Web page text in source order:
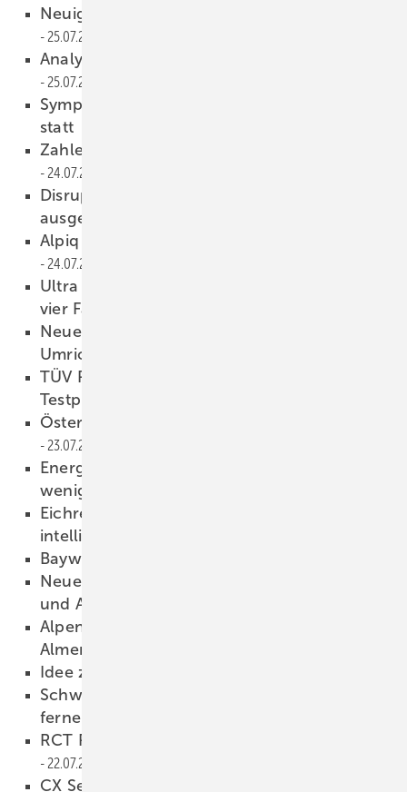
Neuigkeiten aus der Photovoltaikbranche
25.07.2019
Analysesoftware von Raycatch nutzt KI
25.07.2019
Symposium solares Bauen findet in Zürich
statt
Zahlen zum Strommix in Frankreich
24.07.2019
Disruptives Verfahren für Wafer
ausgezeichnet
Alpiq schließt neuen PPA in Spanien
24.07.2019
Ultra Fast Charger: Schnellladestation für
vier Fahrzeuge
Neues Video: Sungrow zeigt einphasigen
Umrichter
TÜV Rheinland verkürzt spezielles
Testprogramm für Solarmodule
Österreicher kaufen mehr Elektroautos
23.07.2019
Energiegenossenschaften haben immer
weniger Spielräume
Eichrechtskonforme duale Steckdose mit
intelligenten Funktionen
Baywa r.e. erklärt Novotegra
Neuer Blog: Mehr Sonne für Alpenhotels
und Almen!
Alpentourismus: Mehr Sonne für Hotels und
Almen!
Idee zur Mobilitätswende?
Schweiz: Wind- und Sonnenstrom unter
ferner liefen
RCT Power zeigt effizienten Heimspeicher
22.07.2019
CX Series steht für Extreme Performance